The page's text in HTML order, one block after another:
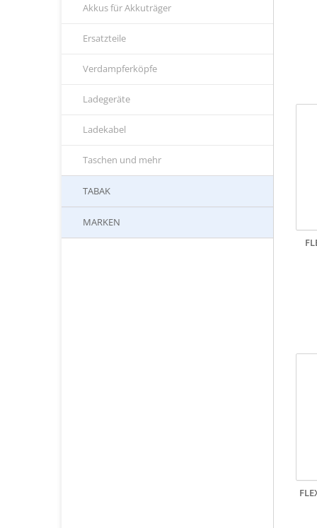
Akkus für Akkuträger
Ersatzteile
Verdampferköpfe
Ladegeräte
Ladekabel
Taschen und mehr
TABAK
MARKEN